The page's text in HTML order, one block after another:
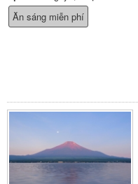
Ăn sáng miễn phí